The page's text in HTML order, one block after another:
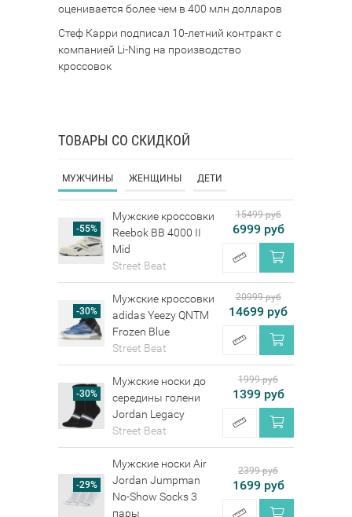
оценивается более чем в 400 млн долларов
Стеф Карри подписал 10-летний контракт с
компанией Li-Ning на производство
кроссовок
ТОВАРЫ СО СКИДКОЙ
МУЖЧИНЫ ЖЕНЩИНЫ ДЕТИ
-55%
Мужские кроссовки
Reebok BB 4000 II
Mid
Street Beat
15499 руб
6999 руб
-30%
Мужские кроссовки
adidas Yeezy QNTM
Frozen Blue
Street Beat
20999 руб
14699 руб
-30%
Мужские носки до
середины голени
Jordan Legacy
Street Beat
1999 руб
1399 руб
-29%
Мужские носки Air
Jordan Jumpman
No-Show Socks 3
пары
2399 руб
1699 руб